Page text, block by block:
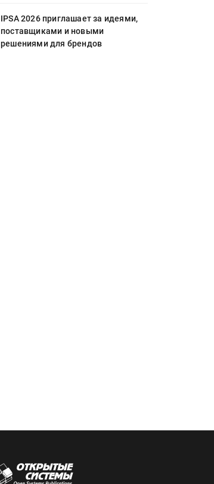
IPSA 2026 приглашает за идеями,
поставщиками и новыми
решениями для брендов